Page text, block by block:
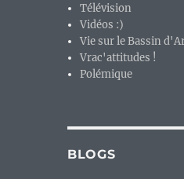
Télévision
Vidéos :)
Vie sur le Bassin
Vrac'attitudes !
Polémique
BLOGS